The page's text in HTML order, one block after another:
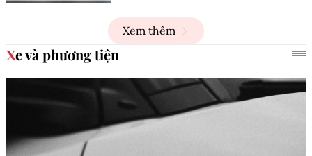
Xem thêm
Xe và phương tiện